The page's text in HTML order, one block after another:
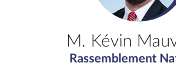
M. Kévin
Rassemblement